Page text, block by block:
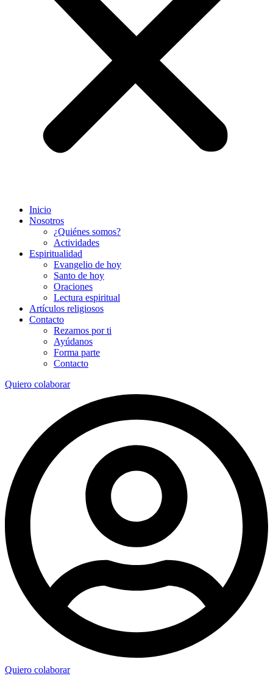
Inicio
Nosotros
¿Quiénes somos?
Actividades
Espiritualidad
Evangelio de hoy
Santo de hoy
Oraciones
Lectura espiritual
Artículos religiosos
Contacto
Rezamos por ti
Ayúdanos
Forma parte
Contacto
Quiero colaborar
Quiero colaborar